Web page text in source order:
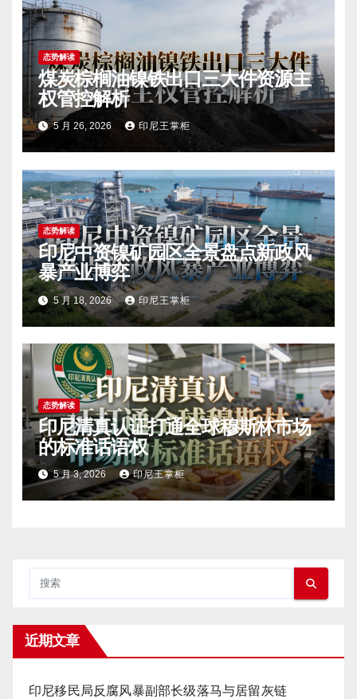
态势解读
煤炭棕榈油镍铁出口三大件资源主
权管控解析
5 月 26, 2026 印尼王掌柜
态势解读
印尼中资镍矿园区全景盘点新政风
暴产业博弈
5 月 18, 2026 印尼王掌柜
态势解读
印尼清真认证打通全球穆斯林市场
的标准话语权
5 月 3, 2026 印尼王掌柜
近期文章
印尼移民局反腐风暴副部长级落马与居留灰链